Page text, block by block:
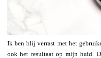
Ik ben blij verrast met het
ook het resultaat op mijn huid.